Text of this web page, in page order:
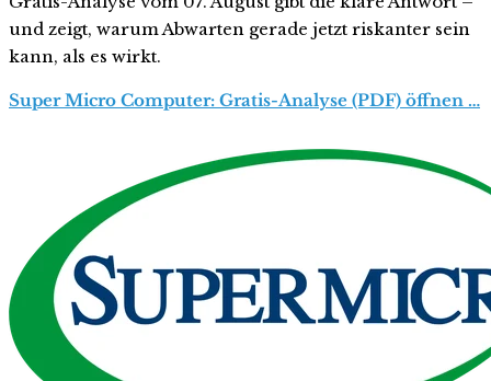
und zeigt, warum Abwarten gerade jetzt riskanter sein
kann, als es wirkt.
Super Micro Computer: Gratis-Analyse (PDF) öffnen …